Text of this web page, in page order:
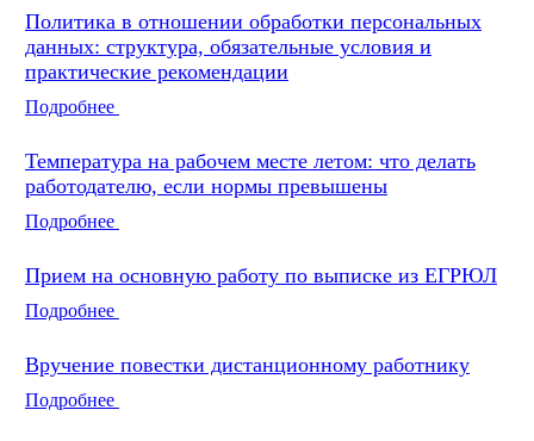
Политика в отношении обработки персональных
данных: структура, обязательные условия и
практические рекомендации
Подробнее
Температура на рабочем месте летом: что делать
работодателю, если нормы превышены
Подробнее
Прием на основную работу по выписке из ЕГРЮЛ
Подробнее
Вручение повестки дистанционному работнику
Подробнее